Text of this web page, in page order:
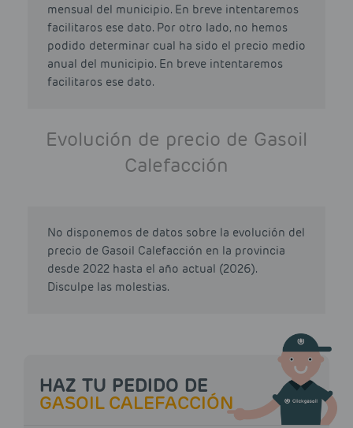
mensual del municipio. En breve intentaremos
facilitaros ese dato. Por otro lado, no hemos
podido determinar cual ha sido el precio medio
anual del municipio. En breve intentaremos
facilitaros ese dato.
Evolución de precio de Gasoil
Calefacción
No disponemos de datos sobre la evolución del
precio de Gasoil Calefacción en la provincia
desde 2022 hasta el año actual (2026).
Disculpe las molestias.
HAZ TU PEDIDO DE
GASOIL CALEFACCIÓN